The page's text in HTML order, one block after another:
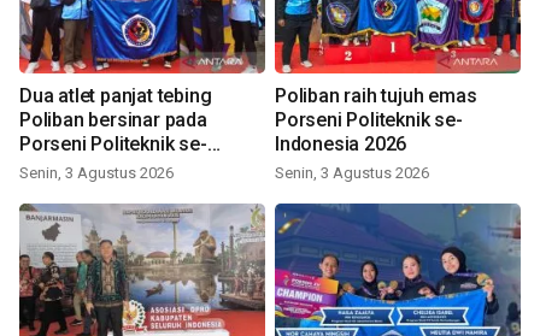
Dua atlet panjat tebing
Poliban bersinar pada
Porseni Politeknik se-
Indonesia 2026
Senin, 3 Agustus 2026
Poliban raih tujuh emas
Porseni Politeknik se-
Indonesia 2026
Senin, 3 Agustus 2026